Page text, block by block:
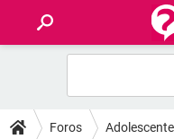
FOROS
Foros